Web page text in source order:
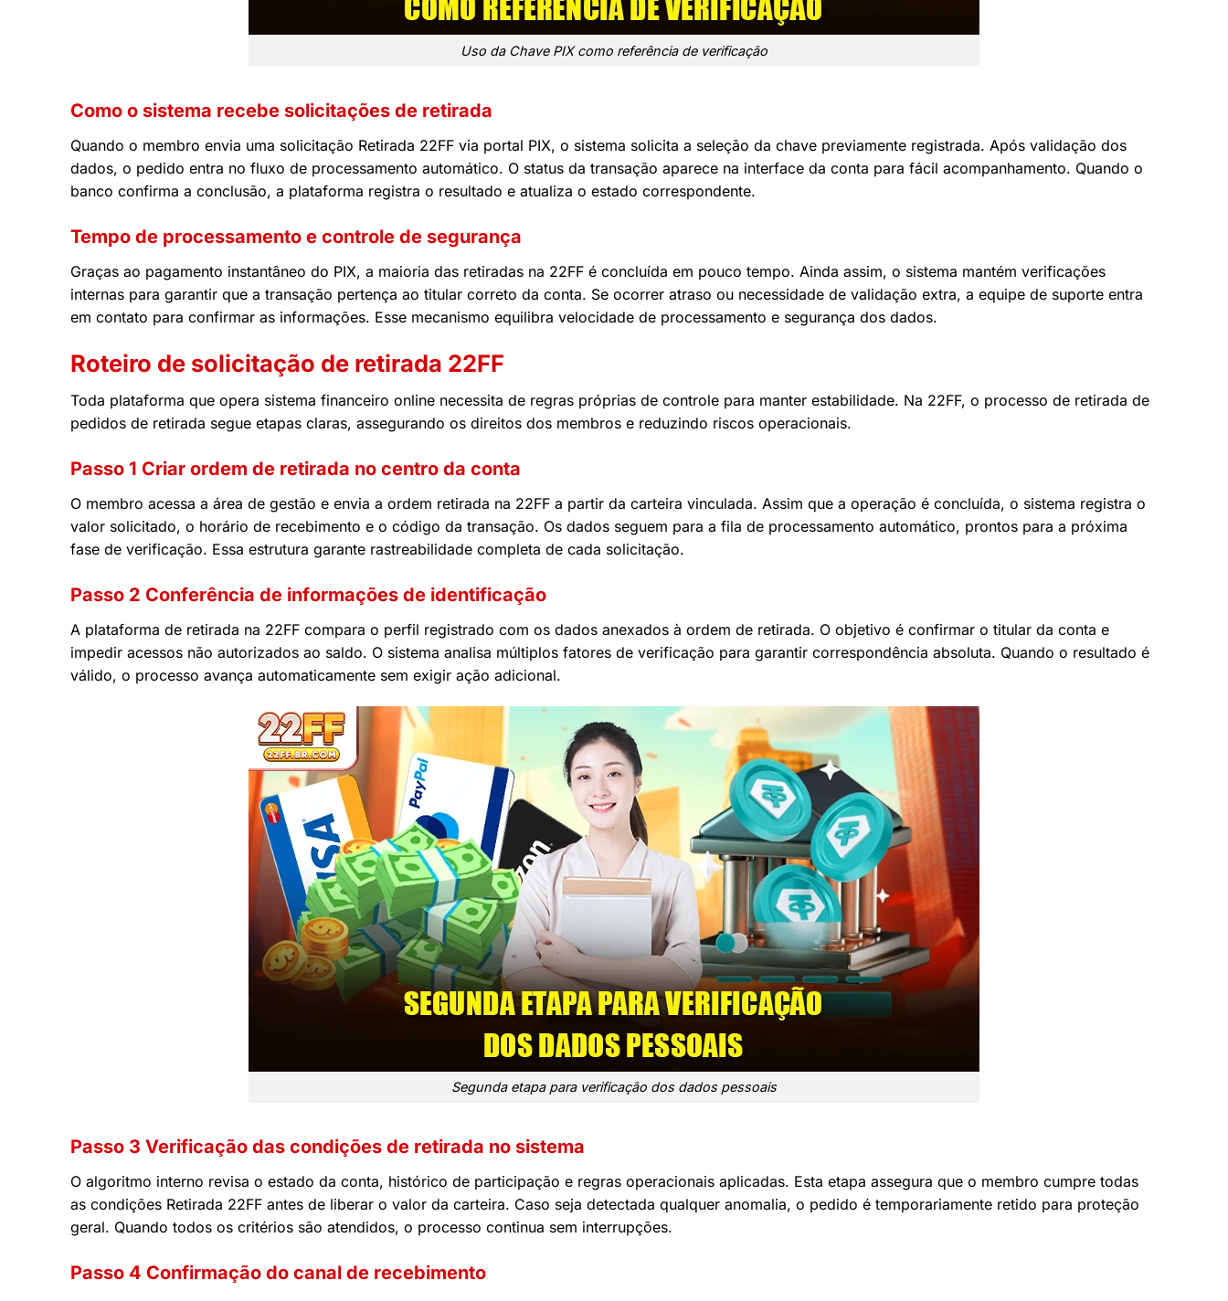
Uso da Chave PIX como referência de verificação
Como o sistema recebe solicitações de retirada
Quando o membro envia uma solicitação Retirada 22FF via portal PIX, o sistema solicita a seleção da chave previamente registrada. Após validação dos
dados, o pedido entra no fluxo de processamento automático. O status da transação aparece na interface da conta para fácil acompanhamento. Quando o
banco confirma a conclusão, a plataforma registra o resultado e atualiza o estado correspondente.
Tempo de processamento e controle de segurança
Graças ao pagamento instantâneo do PIX, a maioria das retiradas na 22FF é concluída em pouco tempo. Ainda assim, o sistema mantém verificações
internas para garantir que a transação pertença ao titular correto da conta. Se ocorrer atraso ou necessidade de validação extra, a equipe de suporte entra
em contato para confirmar as informações. Esse mecanismo equilibra velocidade de processamento e segurança dos dados.
Roteiro de solicitação de retirada 22FF
Toda plataforma que opera sistema financeiro online necessita de regras próprias de controle para manter estabilidade. Na 22FF, o processo de retirada de
pedidos de retirada segue etapas claras, assegurando os direitos dos membros e reduzindo riscos operacionais.
Passo 1 Criar ordem de retirada no centro da conta
O membro acessa a área de gestão e envia a ordem retirada na 22FF a partir da carteira vinculada. Assim que a operação é concluída, o sistema registra o
valor solicitado, o horário de recebimento e o código da transação. Os dados seguem para a fila de processamento automático, prontos para a próxima
fase de verificação. Essa estrutura garante rastreabilidade completa de cada solicitação.
Passo 2 Conferência de informações de identificação
A plataforma de retirada na 22FF compara o perfil registrado com os dados anexados à ordem de retirada. O objetivo é confirmar o titular da conta e
impedir acessos não autorizados ao saldo. O sistema analisa múltiplos fatores de verificação para garantir correspondência absoluta. Quando o resultado é
válido, o processo avança automaticamente sem exigir ação adicional.
Segunda etapa para verificação dos dados pessoais
Passo 3 Verificação das condições de retirada no sistema
O algoritmo interno revisa o estado da conta, histórico de participação e regras operacionais aplicadas. Esta etapa assegura que o membro cumpre todas
as condições Retirada 22FF antes de liberar o valor da carteira. Caso seja detectada qualquer anomalia, o pedido é temporariamente retido para proteção
geral. Quando todos os critérios são atendidos, o processo continua sem interrupções.
Passo 4 Confirmação do canal de recebimento